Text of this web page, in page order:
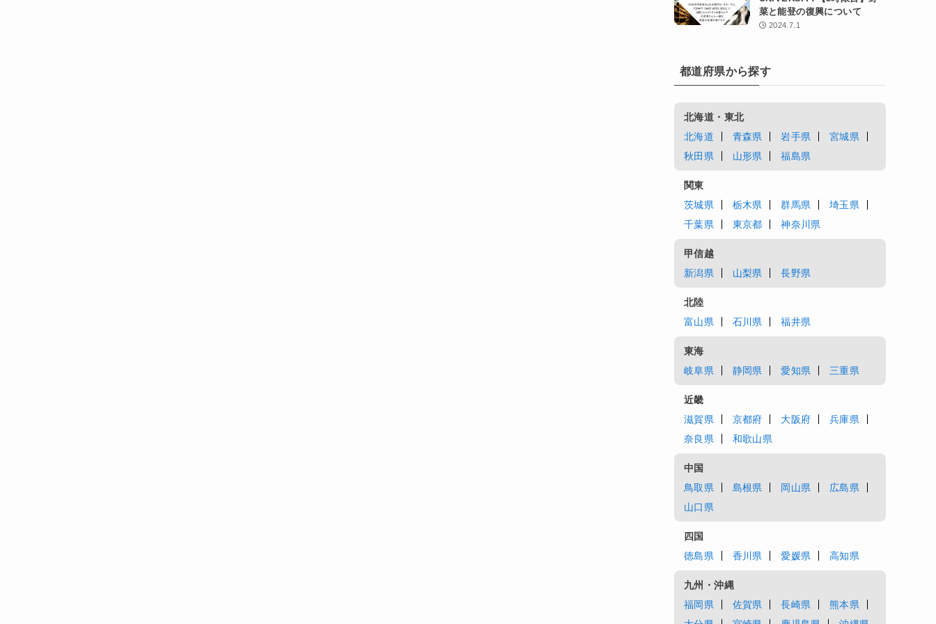
菜と能登の復興について
2024.7.1
都道府県から探す
北海道・東北
北海道
青森県 岩手県
宮城県
秋田県
山形県 福島県
関東
茨城県
栃木県 群馬県
埼玉県
千葉県
東京都 神奈川県
甲信越
新潟県
山梨県 長野県
北陸
富山県
石川県 福井県
東海
岐阜県
静岡県 愛知県 三重県
近畿
滋賀県
京都府 大阪府
兵庫県
奈良県
和歌山県
中国
鳥取県
島根県 岡山県
広島県
山口県
四国
徳島県
香川県 愛媛県 高知県
九州・沖縄
福岡県
佐賀県 長崎県
熊本県